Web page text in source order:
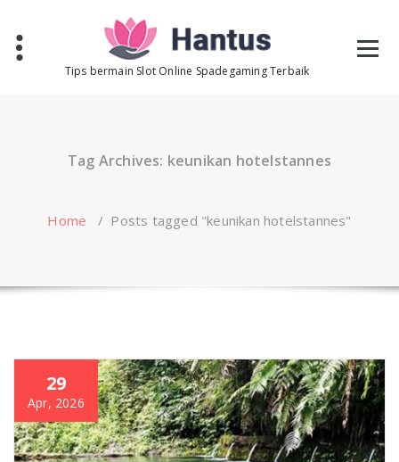
content
Tips bermain Slot Online Spadegaming Terbaik
Tag Archives: keunikan hotelstannes
Home / Posts tagged "keunikan hotelstannes"
29
Apr, 2026